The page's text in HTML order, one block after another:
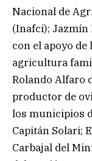
Nacional de
(Inafci); Jazmín
con el apoyo
agricultura
Rolando Alfaro
productor de
los municipios
Capitán Solari;
Carbajal del